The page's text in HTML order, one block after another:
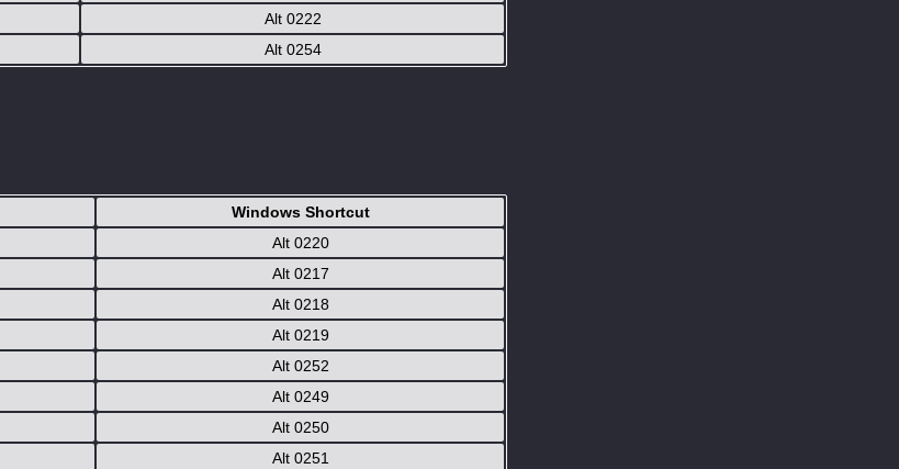
Alt 0222
Alt 0254
Windows Shortcut
Alt 0220
Alt 0217
Alt 0218
Alt 0219
Alt 0252
Alt 0249
Alt 0250
Alt 0251